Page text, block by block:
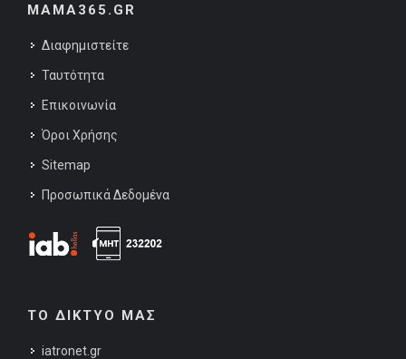
MAMA365.GR
Διαφημιστείτε
Ταυτότητα
Επικοινωνία
Όροι Χρήσης
Sitemap
Προσωπικά Δεδομένα
ΤΟ ΔΙΚΤΥΟ ΜΑΣ
iatronet.gr